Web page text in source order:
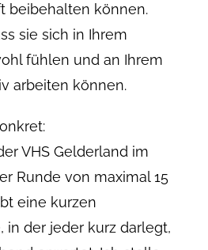
beibehalten können.
sie sich in Ihrem
fühlen und an Ihrem
arbeiten können.
VHS Gelderland im
Runde von maximal 15
eine kurzen
in der jeder kurz darlegt,